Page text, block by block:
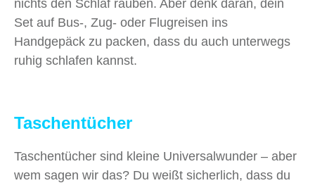
nichts den Schlaf rauben. Aber denk daran, dein
Set auf Bus-, Zug- oder Flugreisen ins
Handgepäck zu packen, dass du auch unterwegs
ruhig schlafen kannst.
Taschentücher
Taschentücher sind kleine Universalwunder – aber
wem sagen wir das? Du weißt sicherlich, dass du